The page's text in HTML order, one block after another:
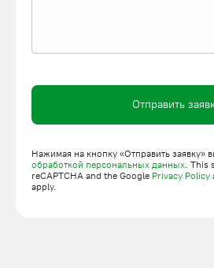
Отправить
Нажимая на кнопку «Отправить заявку»
обработкой персональных данных. This
reCAPTCHA and the Google Privacy Policy
apply.